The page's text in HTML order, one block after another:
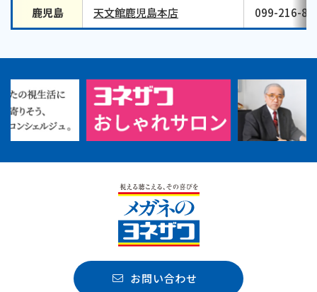
鹿児島 天文館鹿児島本店 099-216-
お問い合わせ